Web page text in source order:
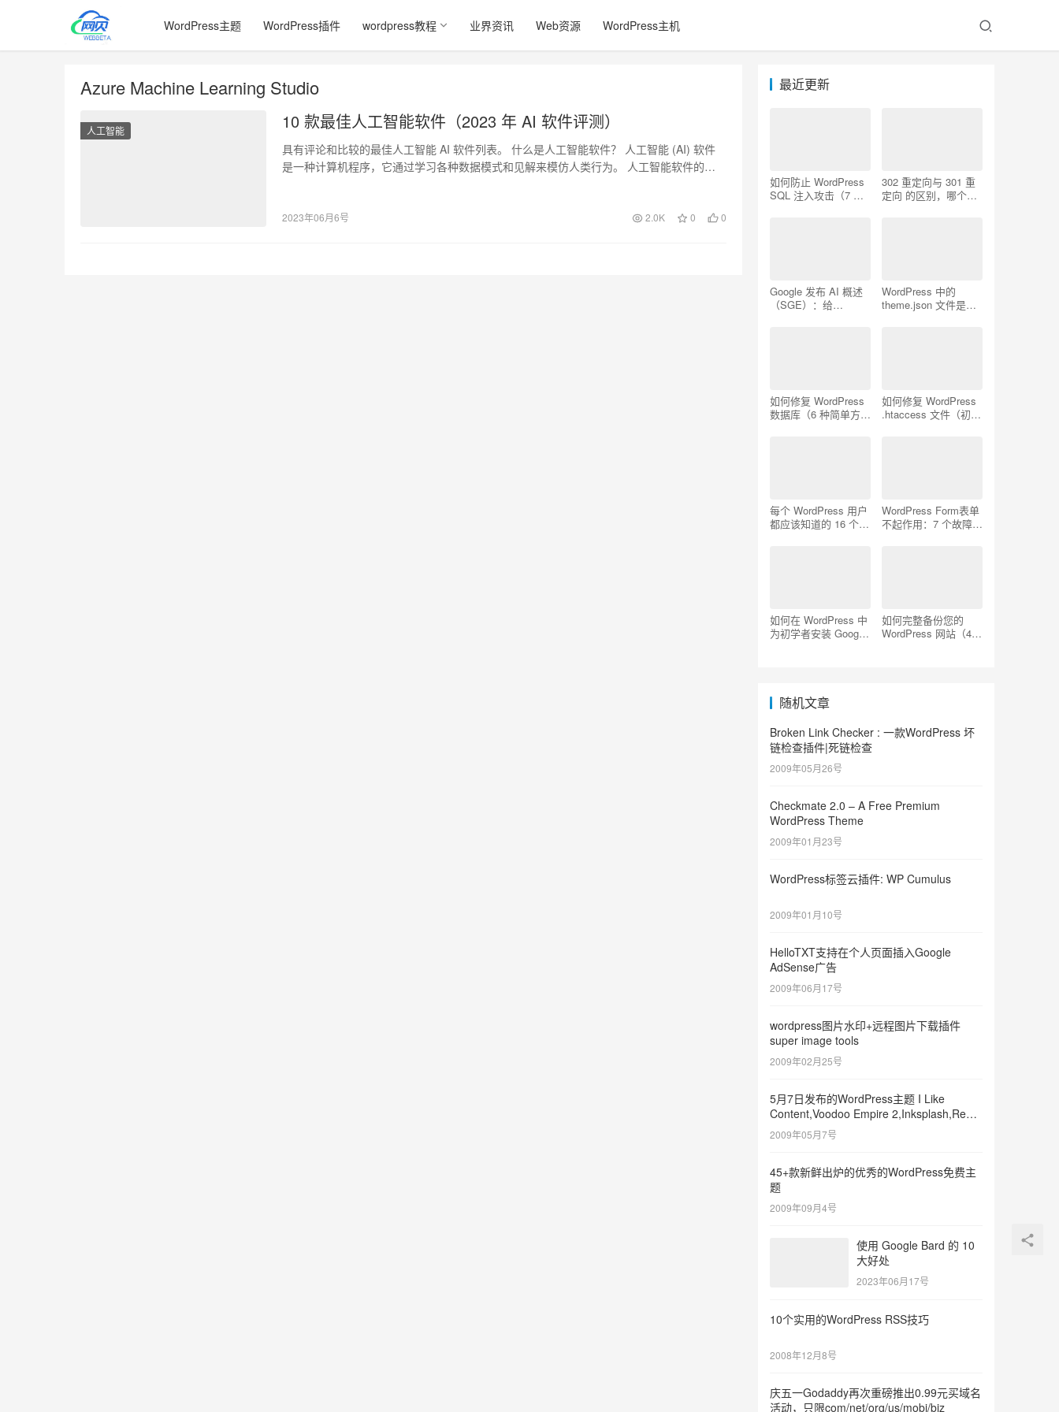
WordPress主题 WordPress插件 wordpress教程 业界资讯 Web资源 WordPress主机
Azure Machine Learning Studio
人工智能 10 款最佳人工智能软件（2023 年 AI 软件评测）
具有评论和比较的最佳人工智能 AI 软件列表。 什么是人工智能软件？ 人工智能 (AI) 软件
是一种计算机程序，它通过学习各种数据模式和见解来模仿人类行为。 人工智能软件的主
2023年06月6号 2.0K 0 0
最近更新
如何防止 WordPress
SQL 注入攻击（7 个
302 重定向与 301 重
定向 的区别，哪个更
Google 发布 AI 概述
（SGE）：给
WordPress 中的
theme.json 文件是什
如何修复 WordPress
数据库（6 种简单方
如何修复 WordPress
.htaccess 文件（初学
每个 WordPress 用户
都应该知道的 16 个
WordPress Form表单
不起作用：7 个故障排
如何在 WordPress 中
为初学者安装 Google
如何完整备份您的
WordPress 网站（4
随机文章
Broken Link Checker : 一款WordPress 坏
链检查插件|死链检查
2009年05月26号
Checkmate 2.0 – A Free Premium
WordPress Theme
2009年01月23号
WordPress标签云插件: WP Cumulus
2009年01月10号
HelloTXT支持在个人页面插入Google
AdSense广告
2009年06月17号
wordpress图片水印+远程图片下载插件
super image tools
2009年02月25号
5月7日发布的WordPress主题 I Like
Content,Voodoo Empire 2,Inksplash,Red
Carbon,Carrington
2009年05月7号
45+款新鲜出炉的优秀的WordPress免费主
题
2009年09月4号
使用 Google Bard 的 10
大好处
2023年06月17号
10个实用的WordPress RSS技巧
2008年12月8号
庆五一Godaddy再次重磅推出0.99元买域名
活动，只限com/net/org/us/mobi/biz